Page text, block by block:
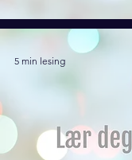
5 min lesing